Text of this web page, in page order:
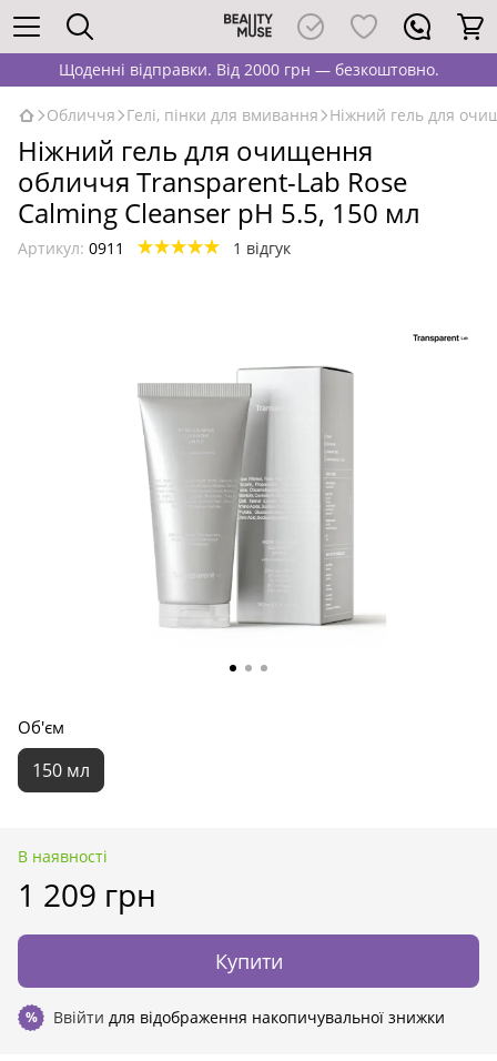
Щоденні відправки. Від 2000 грн — безкоштовно.
Обличчя Гелі, пінки для вмивання Ніжний гель для
Ніжний гель для очищення
обличчя Transparent-Lab Rose
Calming Cleanser pH 5.5, 150 мл
Артикул: 0911 1 відгук
Об'єм
150 мл
В наявності
1 209 грн
Купити
% Ввійти для відображення накопичувальної знижки